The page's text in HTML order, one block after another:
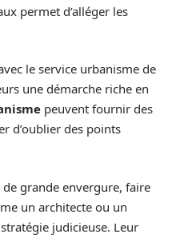
permet d’alléger les
le service urbanisme de
une démarche riche en
peuvent fournir des
d’oublier des points
grande envergure, faire
un architecte ou un
judicieuse. Leur